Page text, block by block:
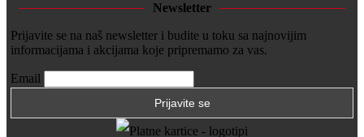
Newsletter
Prijavite se na naš newsletter i budite u toku sa najnovijim
informacijama i akcijama koje pripremamo za vas.
Email